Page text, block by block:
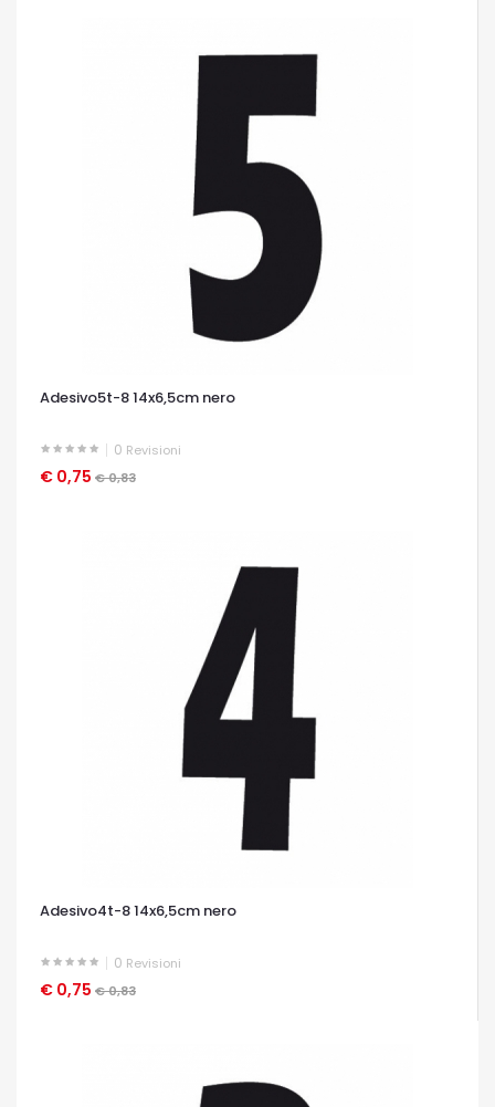
Adesivo5t-8 14x6,5cm nero
0 Revisioni
€ 0,75 € 0,83
OCCHIATA VELOCE
Adesivo4t-8 14x6,5cm nero
0 Revisioni
€ 0,75 € 0,83
OCCHIATA VELOCE